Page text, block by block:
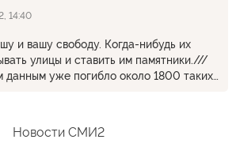
14:40
и вашу свободу. Когда-нибудь их
улицы и ставить им памятники.///
данным уже погибло около 1800 таких
родственников. Да и что на
Новости СМИ2